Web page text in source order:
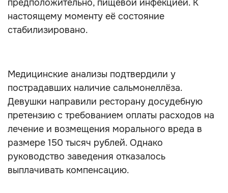
предположительно, пищевой инфекцией. К
настоящему моменту её состояние
стабилизировано.
Медицинские анализы подтвердили у
пострадавших наличие сальмонеллёза.
Девушки направили ресторану досудебную
претензию с требованием оплаты расходов на
лечение и возмещения морального вреда в
размере 150 тысяч рублей. Однако
руководство заведения отказалось
выплачивать компенсацию.